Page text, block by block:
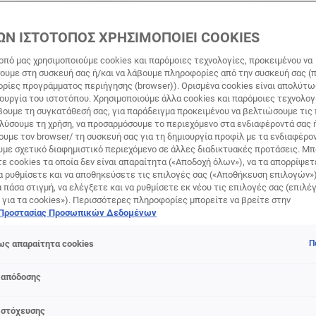
στρες και πώς
ότι το οξειδωτικό στρες δεν έχει καμία σχέση με
από τους
ΙΣΤΟΤΟΠΟΣ ΧΡΗΣΙΜΟΠΟΙΕΙ COOKIES
μας χρησιμοποιούμε cookies και παρόμοιες τεχνολογίες, προκειμένου να
στη συσκευή σας ή/και να λάβουμε πληροφορίες από την συσκευή σας
προγράμματος περιήγησης (browser)). Ορισμένα cookies είναι
του ιστοτόπου. Χρησιμοποιούμε άλλα cookies και παρόμοιες
τη συγκατάθεσή σας, για παράδειγμα προκειμένου να βελτιώσουμε τις
τη χρήση, να προσαρμόσουμε το περιεχόμενο στα ενδιαφέροντά σας
τον browser/ τη συσκευή σας για τη δημιουργία προφίλ με τα
σχετικό διαφημιστικό περιεχόμενο σε άλλες διαδικτυακές προτάσεις.
cookies τα οποία δεν είναι απαραίτητα («Αποδοχή όλων»), να τα
ρυθμίσετε και να αποθηκεύσετε τις επιλογές σας («Αποθήκευση
πάσα στιγμή, να ελέγξετε και να ρυθμίσετε εκ νέου τις επιλογές σας
για τα cookies»). Περισσότερες πληροφορίες μπορείτε να βρείτε στην
Προσωπικών Δεδομένων
απαραίτητα cookies